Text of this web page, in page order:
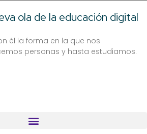
ola de la educación digital
él la forma en la que nos
personas y hasta estudiamos.